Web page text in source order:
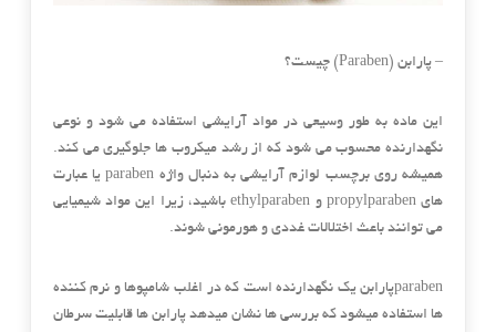
– پارابن (Paraben) چیست؟
این ماده به طور وسیعی در مواد آرایشی استفاده می شود و نوعی
نگهدارنده محسوب می شود که از رشد میکروب ها جلوگیری می کند.
همیشه روی برچسب لوازم آرایشی به دنبال واژه paraben یا عبارت
های propylparaben و ethylparaben باشید، زیرا این مواد شیمیایی
می توانند باعث اختلالات غددی و هورمونی شوند.
parabenپارابن یک نگهدارنده است که در اغلب شامپوها و نرم کننده
ها استفاده میشود که بررسی ها نشان میدهد پارابن ها قابلیت سرطان